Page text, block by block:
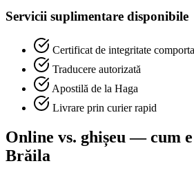
Servicii suplimentare disponibile
Certificat de integritate
Traducere autorizată
Apostilă de la Haga
Livrare prin curier rapid
Online vs. ghișeu — cum
Brăila